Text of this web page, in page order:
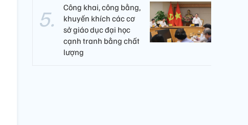
Công khai, công bằng,
khuyến khích các cơ
sở giáo dục đại học
cạnh tranh bằng chất
lượng​